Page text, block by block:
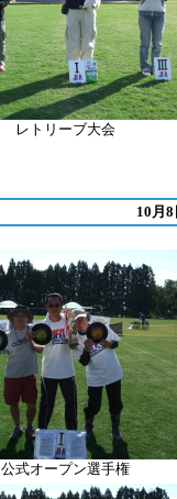
レトリーブ大会
10月
公式オープン選手権